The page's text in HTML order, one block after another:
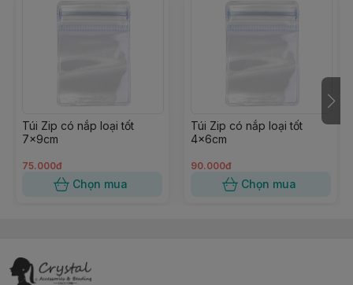
Túi Zip có nắp loại tốt
7x9cm
75.000đ
Chọn mua
Túi Zip có nắp loại tốt
4x6cm
90.000đ
Chọn mua